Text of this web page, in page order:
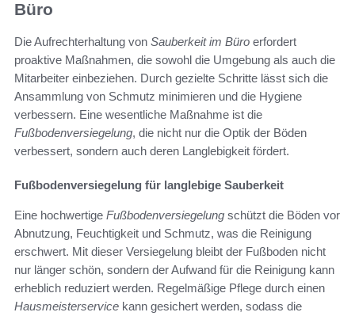
Büro
Die Aufrechterhaltung von Sauberkeit im Büro erfordert
proaktive Maßnahmen, die sowohl die Umgebung als auch die
Mitarbeiter einbeziehen. Durch gezielte Schritte lässt sich die
Ansammlung von Schmutz minimieren und die Hygiene
verbessern. Eine wesentliche Maßnahme ist die
Fußbodenversiegelung, die nicht nur die Optik der Böden
verbessert, sondern auch deren Langlebigkeit fördert.
Fußbodenversiegelung für langlebige Sauberkeit
Eine hochwertige Fußbodenversiegelung schützt die Böden vor
Abnutzung, Feuchtigkeit und Schmutz, was die Reinigung
erschwert. Mit dieser Versiegelung bleibt der Fußboden nicht
nur länger schön, sondern der Aufwand für die Reinigung kann
erheblich reduziert werden. Regelmäßige Pflege durch einen
Hausmeisterservice kann gesichert werden, sodass die